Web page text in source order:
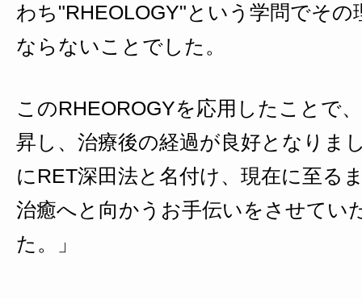
わち"RHEOLOGY"という学問でそ
ならないことでした。
このRHEOROGYを応用したことで
昇し、治療後の経過が良好となりま
にRET深田法と名付け、現在に至る
治癒へと向かうお手伝いをさせてい
た。」